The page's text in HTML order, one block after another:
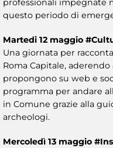
professionali impegnate
questo periodo di
Martedi 12 maggio
Una giornata per
Roma Capitale,
propongono su web e
programma per andare
in Comune grazie alla
archeologi.
Mercoledì 13 maggio